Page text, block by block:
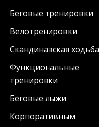
Беговые тренировки
Велотренировки
Скандинавская ходьба
Функциональные
тренировки
Беговые лыжи
Корпоративным